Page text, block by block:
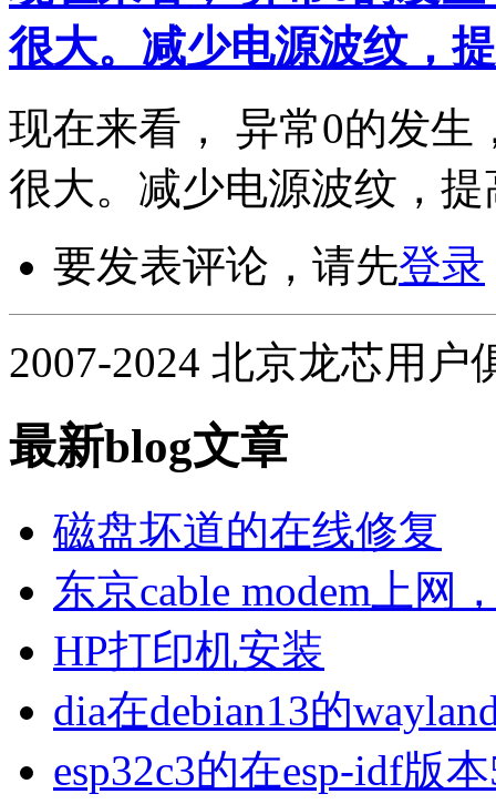
很大。减少电源波纹，
现在来看， 异常0的发生
很大。减少电源波纹，
要发表评论，请先登录
2007-2024 北京龙芯用户
最新blog文章
磁盘坏道的在线修复
东京cable modem上网
HP打印机安装
dia在debian13的
esp32c3的在esp-idf版